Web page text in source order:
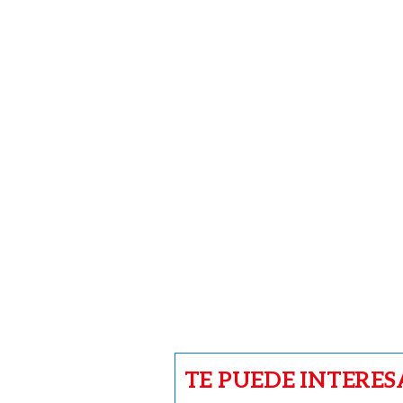
Caricatura del 3 de
2026